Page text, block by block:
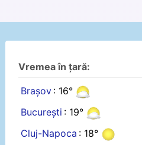
Vremea în țară:
Brașov : 16°
București : 19°
Cluj-Napoca : 18°